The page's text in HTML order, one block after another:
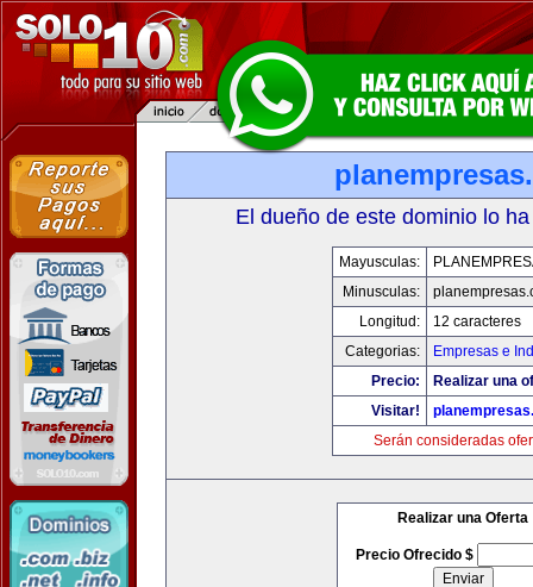
El dueño de este dominio lo
Mayusculas:
Minusculas:
Longitud:
12 caracteres
Categorias:
Empresas e
Precio:
Realizar una
Visitar!
Serán consideradas
Realizar una Oferta
Precio Ofrecido $